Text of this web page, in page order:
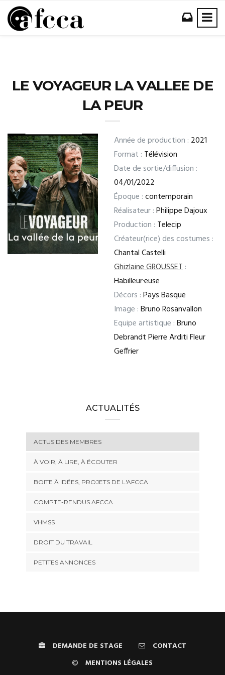
LE VOYAGEUR LA VALLEE DE
LA PEUR
Année de production : 2021
Format : Télévision
Date de sortie/diffusion :
04/01/2022
Époque :contemporain
Réalisateur :Philippe Dajoux
Production : Telecip
Créateur(rice) des costumes :
Chantal Castelli
Ghizlaine GROUSSET:
Habilleur·euse
Décors :Pays Basque
Image :Bruno Rosanvallon
Equipe artistique :Bruno
Debrandt Pierre Arditi Fleur
Geffrier
ACTUALITÉS
ACTUS DES MEMBRES
À VOIR, À LIRE, À ÉCOUTER
BOITE À IDÉES, PROJETS DE L'AFCCA
COMPTE-RENDUS AFCCA
VHMSS
DROIT DU TRAVAIL
PETITES ANNONCES
DEMANDE DE STAGE
CONTACT
MENTIONS LÉGALES